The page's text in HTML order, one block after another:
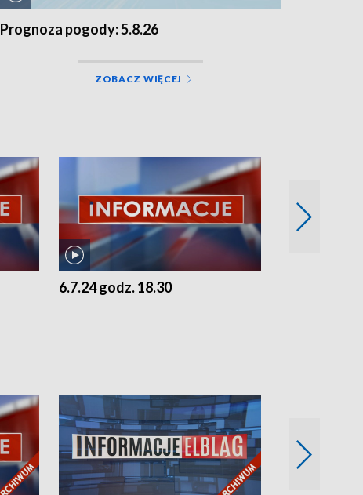
Prognoza pogody: 5.8.26
ZOBACZ WIĘCEJ
6.7.24 godz. 18.30